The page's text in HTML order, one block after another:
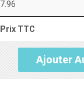
Prix TTC
7.96
Ajouter